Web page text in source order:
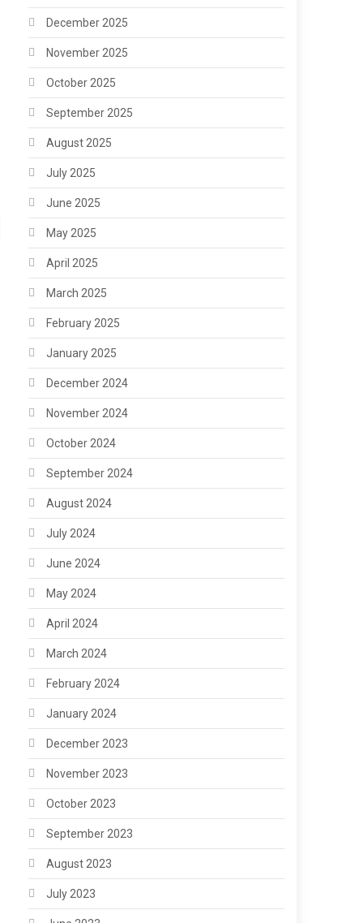
December 2025
November 2025
October 2025
September 2025
August 2025
July 2025
June 2025
May 2025
April 2025
March 2025
February 2025
January 2025
December 2024
November 2024
October 2024
September 2024
August 2024
July 2024
June 2024
May 2024
April 2024
March 2024
February 2024
January 2024
December 2023
November 2023
October 2023
September 2023
August 2023
July 2023